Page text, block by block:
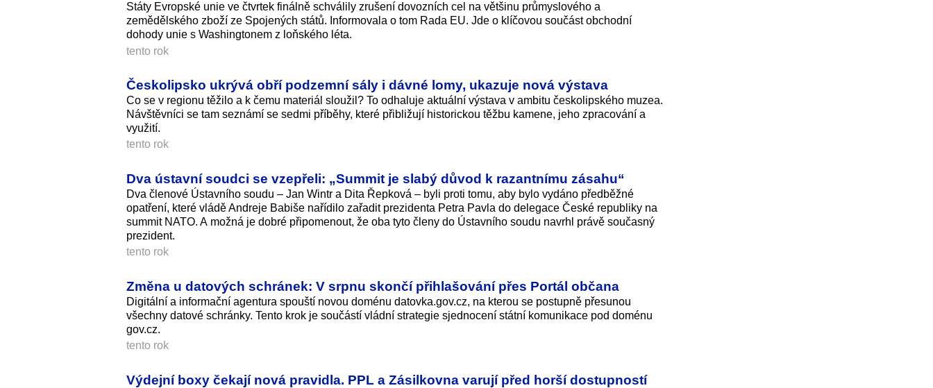
Státy Evropské unie ve čtvrtek finálně schválily zrušení dovozních cel na většinu průmyslového a
zemědělského zboží ze Spojených států. Informovala o tom Rada EU. Jde o klíčovou součást obchodní
dohody unie s Washingtonem z loňského léta.
tento rok
Českolipsko ukrývá obří podzemní sály i dávné lomy, ukazuje nová výstava
Co se v regionu těžilo a k čemu materiál sloužil? To odhaluje aktuální výstava v ambitu českolipského muzea.
Návštěvníci se tam seznámí se sedmi příběhy, které přibližují historickou těžbu kamene, jeho zpracování a
využití.
tento rok
Dva ústavní soudci se vzepřeli: „Summit je slabý důvod k razantnímu zásahu“
Dva členové Ústavního soudu – Jan Wintr a Dita Řepková – byli proti tomu, aby bylo vydáno předběžné
opatření, které vládě Andreje Babiše nařídilo zařadit prezidenta Petra Pavla do delegace České republiky na
summit NATO. A možná je dobré připomenout, že oba tyto členy do Ústavního soudu navrhl právě současný
prezident.
tento rok
Změna u datových schránek: V srpnu skončí přihlašování přes Portál občana
Digitální a informační agentura spouští novou doménu datovka.gov.cz, na kterou se postupně přesunou
všechny datové schránky. Tento krok je součástí vládní strategie sjednocení státní komunikace pod doménu
gov.cz.
tento rok
Výdejní boxy čekají nová pravidla. PPL a Zásilkovna varují před horší dostupností